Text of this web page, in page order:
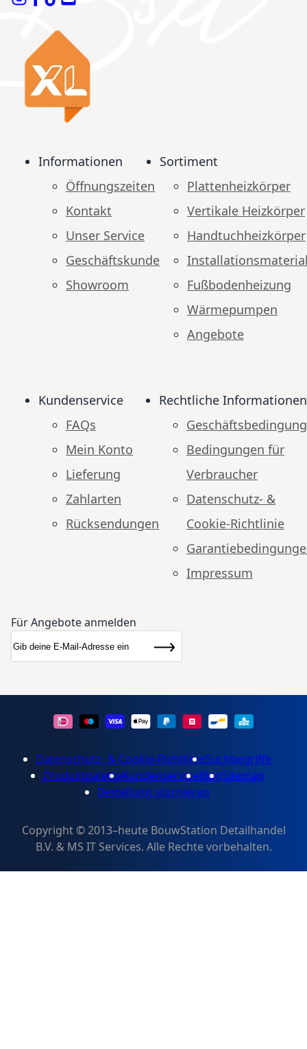
Informationen
Öffnungszeiten
Kontakt
Unser Service
Geschäftskunde
Showroom
Sortiment
Plattenheizkörper
Vertikale Heizkörper
Handtuchheizkörper
Fußbodenheizung
Wärmepumpen
Angebote
Kundenservice
FAQs
Mein Konto
Lieferung
Zahlarten
Rücksendungen
Rechtliche Informationen
Bedingungen für
Verbraucher
Datenschutz- &
Cookie-Richtlinie
Impressum
Für Angebote anmelden
Newsletter
Abonnieren
Datenschutz- & Cookie-RichtlinieSuchbegriffe
ProduktpaletteKundenserviceBlogSitemap
Bestellung stornieren
Copyright © 2013–heute BouwStation Detailhandel
B.V. & MS IT Services. Alle Rechte vorbehalten.